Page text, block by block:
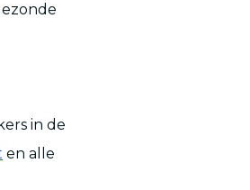
in de
en alle